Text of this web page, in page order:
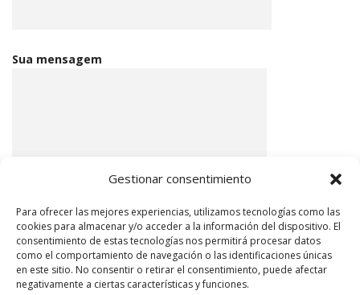
Gestionar consentimiento
Para ofrecer las mejores experiencias, utilizamos tecnologías como las
cookies para almacenar y/o acceder a la información del dispositivo. El
consentimiento de estas tecnologías nos permitirá procesar datos
como el comportamiento de navegación o las identificaciones únicas
en este sitio. No consentir o retirar el consentimiento, puede afectar
negativamente a ciertas características y funciones.
Sua mensagem
Eu aceito a Política de privacidade